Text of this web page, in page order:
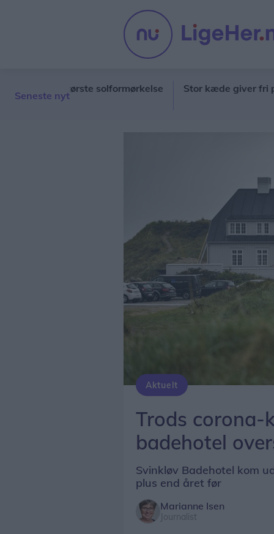
Seneste nyt
største solformørkelse Stor kæde giver fri på
Aktuelt
Trods corona-
badehotel
Svinkløv Badehotel kom
plus end året før
Marianne Isen
Journalist